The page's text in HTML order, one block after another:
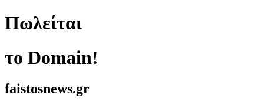
Πωλείται
το Domain!
faistosnews.gr